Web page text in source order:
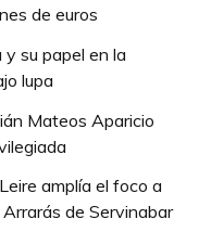
de euros
su papel en la
lupa
Mateos Aparicio
amplía el foco a
de Servinabar